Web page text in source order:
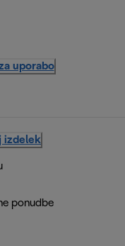
uporabo
izdelek
ponudbe